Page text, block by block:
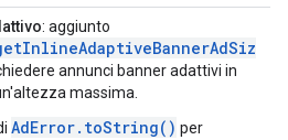
: aggiunto
annunci banner adattivi in
massima.
AdError.toString() per